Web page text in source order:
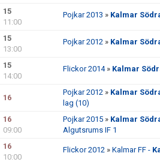
15
11:00
Pojkar 2013 » Kalmar
15
13:00
Pojkar 2012 » Kalmar
15
14:00
Flickor 2014» Kalmar
16
Pojkar 2012 » Kalmar
lag (10)
16
09:00
Pojkar 2015 » Kalmar
Algutsrums IF 1
16
10:00
Flickor 2012 » Kalmar FF -